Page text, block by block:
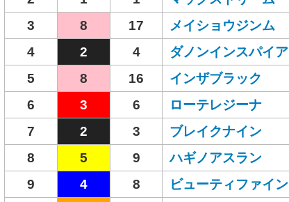
3
8 17 メイショウジンム
4
2 4 ダノンインスパイア
5
8 16 インザブラック
6
3 6 ローテレジーナ
7
2 3 ブレイクナイン
8
5 9 ハギノアスラン
9
4 8 ビューティファイン